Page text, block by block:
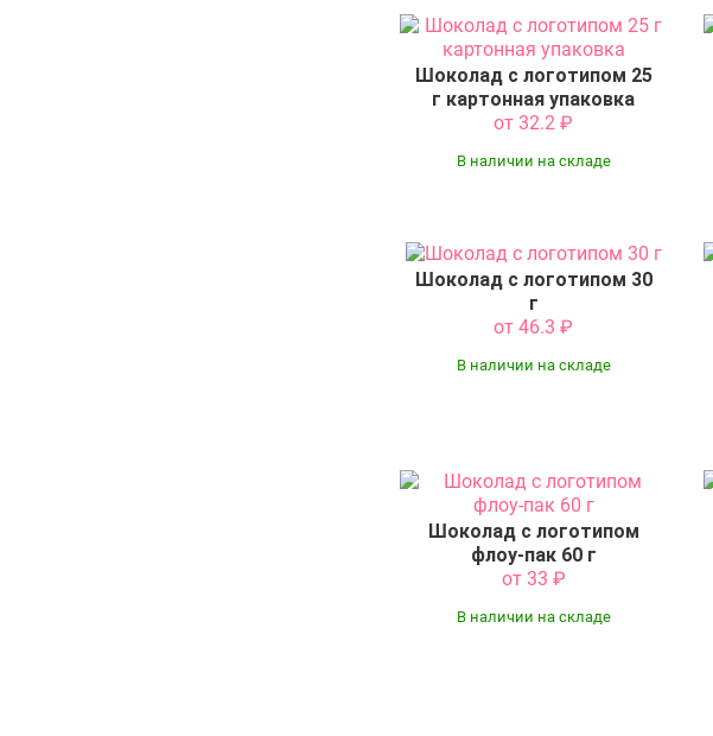
Шоколад с логотипом 25
г картонная упаковка
от 32.2₽
В наличии на складе
Шоколад с логотипом 30
г
от 46.3₽
В наличии на складе
Шоколад с логотипом
флоу-пак 60 г
от 33 ₽
В наличии на складе